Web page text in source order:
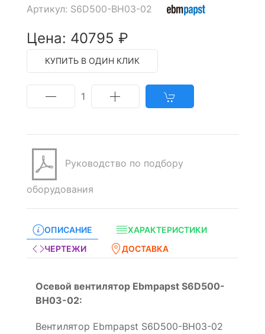
Артикул: S6D500-BH03-02
Цена: 40795 ₽
КУПИТЬ В ОДИН КЛИК
1
Руководство по подбору
оборудования
ОПИСАНИЕ
ХАРАКТЕРИСТИКИ
ЧЕРТЕЖИ
ДОСТАВКА
Осевой вентилятор Ebmpapst S6D500-
BH03-02:
Вентилятор Ebmpapst S6D500-BH03-02